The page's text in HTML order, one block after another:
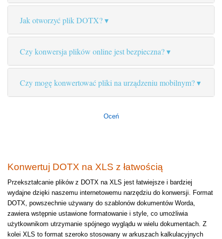
Jak otworzyć plik DOTX?
Czy konwersja plików online jest bezpieczna?
Czy mogę konwertować pliki na urządzeniu mobilnym?
Oceń
Konwertuj DOTX na XLS z łatwością
Przekształcanie plików z DOTX na XLS jest łatwiejsze i bardziej
wydajne dzięki naszemu internetowemu narzędziu do konwersji. Format
DOTX, powszechnie używany do szablonów dokumentów Worda,
zawiera wstępnie ustawione formatowanie i style, co umożliwia
użytkownikom utrzymanie spójnego wyglądu w wielu dokumentach. Z
kolei XLS to format szeroko stosowany w arkuszach kalkulacyjnych